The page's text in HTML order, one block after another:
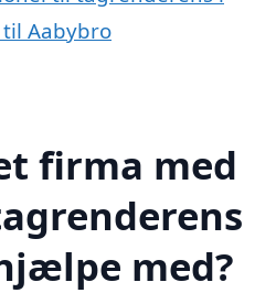
Aabybro
firma med
med?